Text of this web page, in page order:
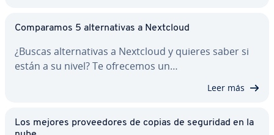
Co­m­pa­ra­mos 5 al­te­r­na­ti­vas a Nextcloud
¿Buscas al­te­r­na­ti­vas a Nextcloud y quieres saber si
están a su nivel? Te ofrecemos un…
Leer más
Los mejores pro­vee­do­res de copias de seguridad en la